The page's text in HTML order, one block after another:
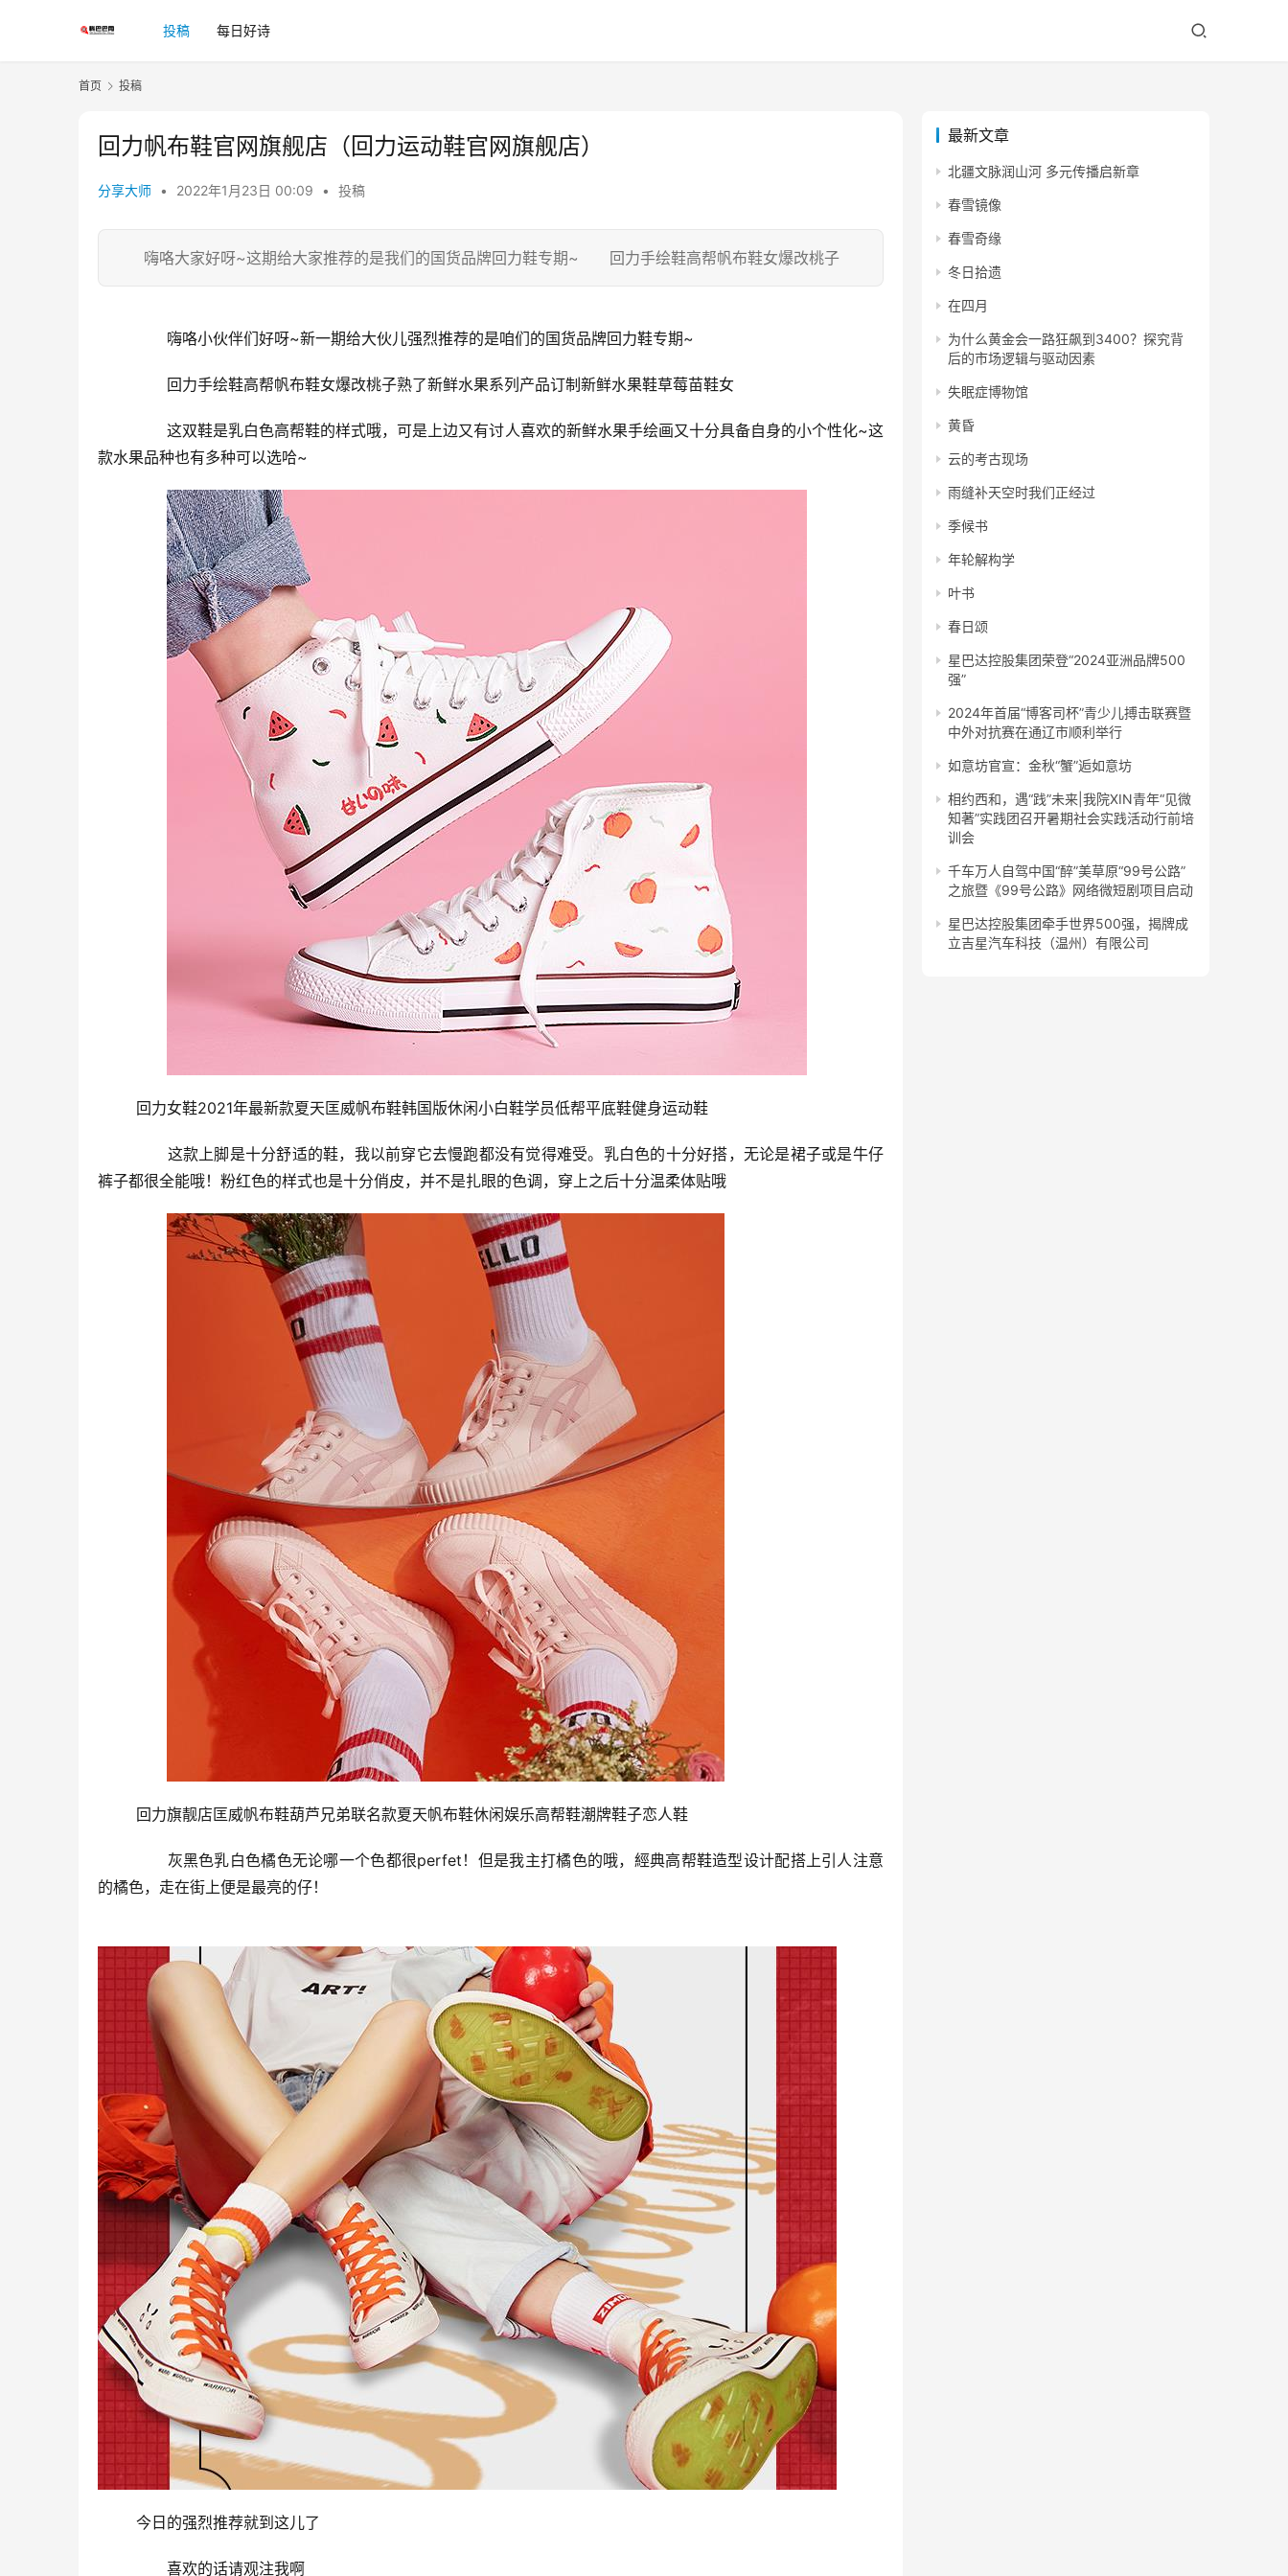
投稿 每日好诗
首页 投稿
回力帆布鞋官网旗舰店（回力运动鞋官网旗舰店）
分享大师 • 2022年1月23日 00:09 • 投稿
嗨咯大家好呀~这期给大家推荐的是我们的国货品牌回力鞋专期~ 回力手绘鞋高帮帆布鞋女爆改桃子
	  嗨咯小伙伴们好呀~新一期给大伙儿强烈推荐的是咱们的国货品牌回力鞋专期~
	  回力手绘鞋高帮帆布鞋女爆改桃子熟了新鲜水果系列产品订制新鲜水果鞋草莓苗鞋女
款水果品种也有多种可以选哈~
	回力女鞋2021年最新款夏天匡威帆布鞋韩国版休闲小白鞋学员低帮平底鞋健身运动鞋
裤子都很全能哦！粉红色的样式也是十分俏皮，并不是扎眼的色调，穿上之后十分温柔体贴哦
	回力旗靓店匡威帆布鞋葫芦兄弟联名款夏天帆布鞋休闲娱乐高帮鞋潮牌鞋子恋人鞋
的橘色，走在街上便是最亮的仔！
	今日的强烈推荐就到这儿了
	  喜欢的话请观注我啊
最新文章
北疆文脉润山河 多元传播启新章
春雪镜像
春雪奇缘
冬日拾遗
在四月
为什么黄金会一路狂飙到3400？探究背
后的市场逻辑与驱动因素
失眠症博物馆
黄昏
云的考古现场
雨缝补天空时我们正经过
季候书
年轮解构学
叶书
春日颂
星巴达控股集团荣登“2024亚洲品牌500
强”
2024年首届“博客司杯”青少儿搏击联赛暨
中外对抗赛在通辽市顺利举行
如意坊官宣：金秋“蟹”逅如意坊
相约西和，遇“践”未来|我院XIN青年“见微
知著”实践团召开暑期社会实践活动行前培
训会
千车万人自驾中国“醉”美草原“99号公路”
之旅暨《99号公路》网络微短剧项目启动
星巴达控股集团牵手世界500强，揭牌成
立吉星汽车科技（温州）有限公司